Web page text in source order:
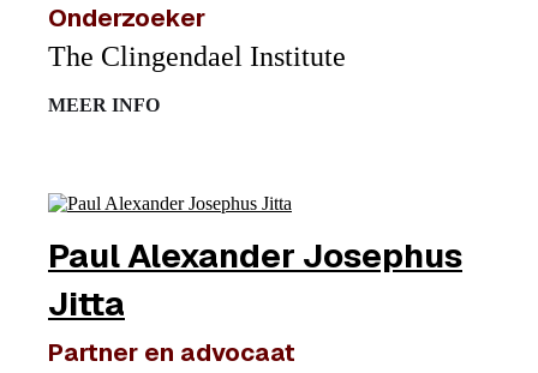
Onderzoeker
The Clingendael Institute
MEER INFO
Paul Alexander Josephus
Jitta
Partner en advocaat